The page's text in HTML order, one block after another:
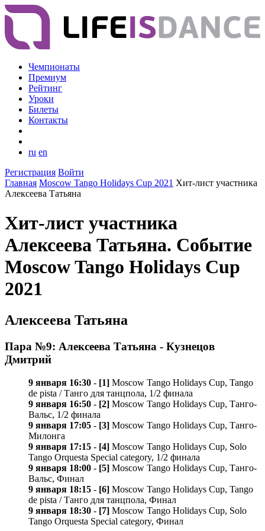
Чемпионаты
Премиум
Рейтинг
Уроки
Билеты
Контакты
ru en
Регистрация Войти
Главная Moscow Tango Holidays Cup 2021 Хит-лист участника
Алексеева Татьяна
Хит-лист участника
Алексеева Татьяна. Событие
Moscow Tango Holidays Cup
2021
Алексеева Татьяна
Пара №9: Алексеева Татьяна - Кузнецов
Дмитрий
9 января 16:30 - [1] Moscow Tango Holidays Cup, Tango
de pista / Танго для танцпола, 1/2 финала
9 января 16:50 - [2] Moscow Tango Holidays Cup, Танго-
Вальс, 1/2 финала
9 января 17:05 - [3] Moscow Tango Holidays Cup, Танго-
Милонга
9 января 17:15 - [4] Moscow Tango Holidays Cup, Solo
Tango Orquesta Special category, 1/2 финала
9 января 18:00 - [5] Moscow Tango Holidays Cup, Танго-
Вальс, Финал
9 января 18:15 - [6] Moscow Tango Holidays Cup, Tango
de pista / Танго для танцпола, Финал
9 января 18:30 - [7] Moscow Tango Holidays Cup, Solo
Tango Orquesta Special category, Финал